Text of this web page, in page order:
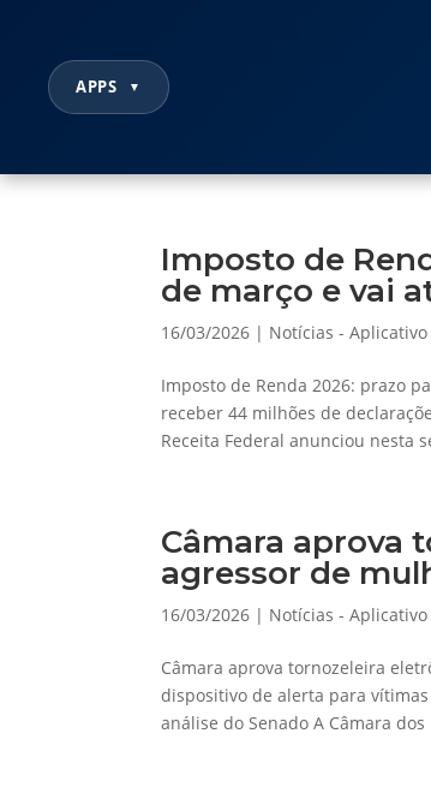
APPS ▼
Imposto de
de março e vai
16/03/2026 | Notícias - Aplicativo
Imposto de Renda 2026: prazo
receber 44 milhões de
Receita Federal anunciou nesta
Câmara aprova
agressor de
16/03/2026 | Notícias - Aplicativo
Câmara aprova tornozeleira
dispositivo de alerta para
análise do Senado A Câmara